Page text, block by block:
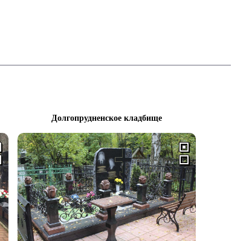
Долгопрудненское кладбище